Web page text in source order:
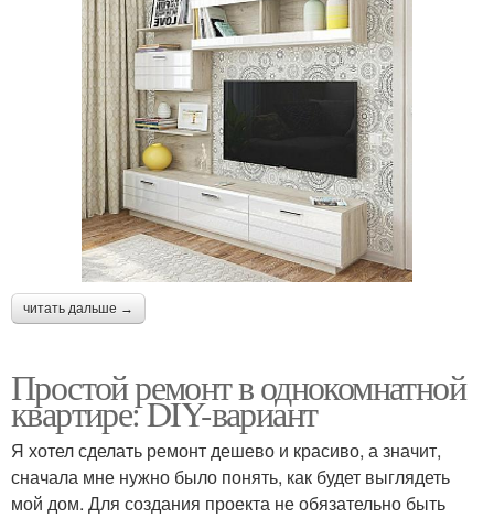
читать дальше →
Простой ремонт в однокомнатной
квартире: DIY-вариант
Я хотел сделать ремонт дешево и красиво, а значит,
сначала мне нужно было понять, как будет выглядеть
мой дом. Для создания проекта не обязательно быть